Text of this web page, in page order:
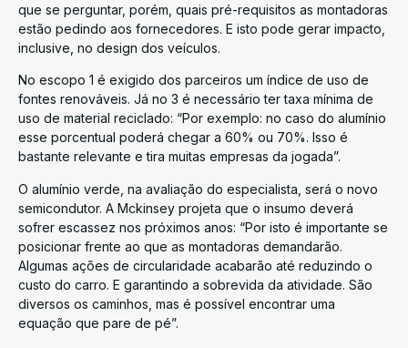
que se perguntar, porém, quais pré-requisitos as montadoras
estão pedindo aos fornecedores. E isto pode gerar impacto,
inclusive, no design dos veículos.
No escopo 1 é exigido dos parceiros um índice de uso de
fontes renováveis. Já no 3 é necessário ter taxa mínima de
uso de material reciclado: “Por exemplo: no caso do alumínio
esse porcentual poderá chegar a 60% ou 70%. Isso é
bastante relevante e tira muitas empresas da jogada”.
O alumínio verde, na avaliação do especialista, será o novo
semicondutor. A Mckinsey projeta que o insumo deverá
sofrer escassez nos próximos anos: “Por isto é importante se
posicionar frente ao que as montadoras demandarão.
Algumas ações de circularidade acabarão até reduzindo o
custo do carro. E garantindo a sobrevida da atividade. São
diversos os caminhos, mas é possível encontrar uma
equação que pare de pé”.